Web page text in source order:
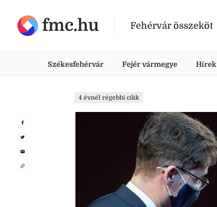
fmc.hu Fehérvár összeköt
Székesfehérvár Fejér vármegye Hírek
4 évnél régebbi cikk